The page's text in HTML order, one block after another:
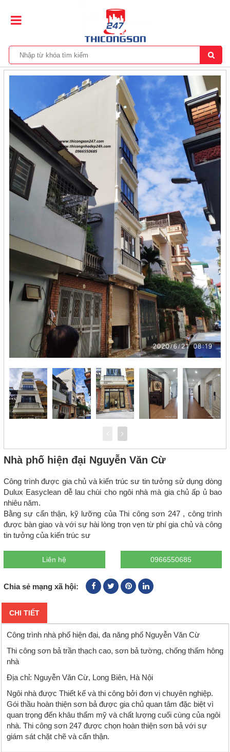
Nhà phố hiện đại Nguyễn Văn Cừ
Công trình được gia chủ và kiến trúc sư tin tưởng sử dụng dòng
Dulux Easyclean dễ lau chùi cho ngôi nhà mà gia chủ ấp ủ bao
nhiêu năm.
Bằng sự cẩn thận, kỹ lưỡng của Thi công sơn 247 , công trình
được bàn giao và với sự hài lòng trọn vẹn từ phí gia chủ và công
tin tưởng của kiến trúc sư
Liên hệ 0966550685
Chia sẻ mạng xã hội:
CHI TIẾT
Công trình nhà phố hiện đại, đa năng phố Nguyễn Văn Cừ
Thi công sơn bả trần thạch cao, sơn bả tường, chống thấm hông
nhà
Địa chỉ: Nguyễn Văn Cừ, Long Biên, Hà Nội
Ngôi nhà được Thiết kế và thi công bởi đơn vị chuyên nghiệp.
Gói thầu hoàn thiện sơn bả được gia chủ quan tâm đặc biệt vì
quan trọng đến khâu thẩm mỹ và chất lượng cuối cùng của ngôi
nhà. Thi công sơn 247 được chọn hoàn thiện sơn bả với sự
giám sát chặt chẽ và cẩn thận.